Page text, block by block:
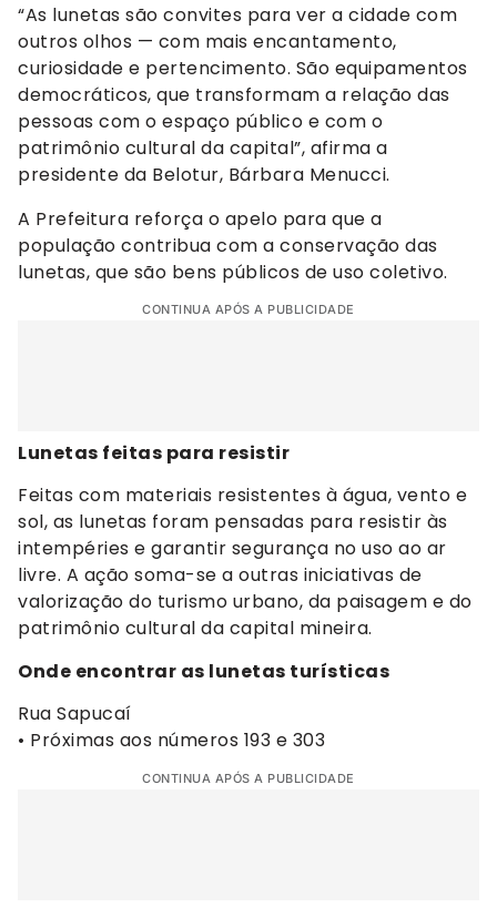
“As lunetas são convites para ver a cidade com
outros olhos — com mais encantamento,
curiosidade e pertencimento. São equipamentos
democráticos, que transformam a relação das
pessoas com o espaço público e com o
patrimônio cultural da capital”, afirma a
presidente da Belotur, Bárbara Menucci.
A Prefeitura reforça o apelo para que a
população contribua com a conservação das
lunetas, que são bens públicos de uso coletivo.
CONTINUA APÓS A PUBLICIDADE
Lunetas feitas para resistir
Feitas com materiais resistentes à água, vento e
sol, as lunetas foram pensadas para resistir às
intempéries e garantir segurança no uso ao ar
livre. A ação soma-se a outras iniciativas de
valorização do turismo urbano, da paisagem e do
patrimônio cultural da capital mineira.
Onde encontrar as lunetas turísticas
Rua Sapucaí
• Próximas aos números 193 e 303
CONTINUA APÓS A PUBLICIDADE